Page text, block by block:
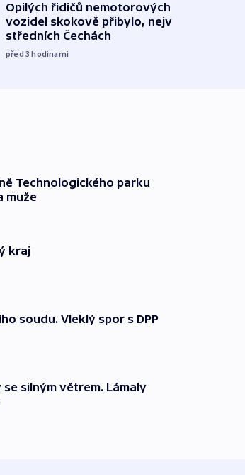
Opilých řidičů nemotorových
vozidel skokově přibylo, nejvíc ve
středních Čechách
před 3hodinami
Technologického parku
muže
kraj
soudu. Vleklý spor s DPP
silným větrem. Lámaly